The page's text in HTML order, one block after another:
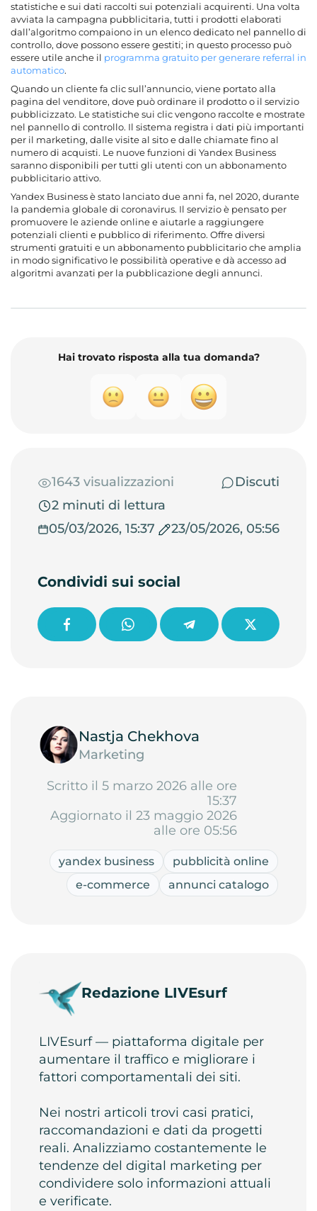
statistiche e sui dati raccolti sui potenziali acquirenti. Una volta
avviata la campagna pubblicitaria, tutti i prodotti elaborati
dall’algoritmo compaiono in un elenco dedicato nel pannello di
controllo, dove possono essere gestiti; in questo processo può
essere utile anche il programma gratuito per generare referral in
automatico.
Quando un cliente fa clic sull’annuncio, viene portato alla
pagina del venditore, dove può ordinare il prodotto o il servizio
pubblicizzato. Le statistiche sui clic vengono raccolte e mostrate
nel pannello di controllo. Il sistema registra i dati più importanti
per il marketing, dalle visite al sito e dalle chiamate fino al
numero di acquisti. Le nuove funzioni di Yandex Business
saranno disponibili per tutti gli utenti con un abbonamento
pubblicitario attivo.
Yandex Business è stato lanciato due anni fa, nel 2020, durante
la pandemia globale di coronavirus. Il servizio è pensato per
promuovere le aziende online e aiutarle a raggiungere
potenziali clienti e pubblico di riferimento. Offre diversi
strumenti gratuiti e un abbonamento pubblicitario che amplia
in modo significativo le possibilità operative e dà accesso ad
algoritmi avanzati per la pubblicazione degli annunci.
Hai trovato risposta alla tua domanda?
1643 visualizzazioni
Discuti
2 minuti di lettura
05/03/2026, 15:37
23/05/2026, 05:56
Condividi sui social
Nastja Chekhova
Marketing
Scritto il 5 marzo 2026 alle ore
15:37
Aggiornato il 23 maggio 2026
alle ore 05:56
yandex business
pubblicità online
e-commerce
annunci catalogo
Redazione LIVEsurf
LIVEsurf — piattaforma digitale per
aumentare il traffico e migliorare i
fattori comportamentali dei siti.
Nei nostri articoli trovi casi pratici,
raccomandazioni e dati da progetti
reali. Analizziamo costantemente le
tendenze del digital marketing per
condividere solo informazioni attuali
e verificate.